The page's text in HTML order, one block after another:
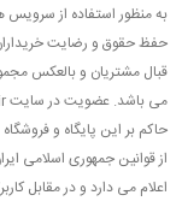
به منظور استفاده از سرویس
حفظ حقوق و رضایت
قبال مشتریان و بالعکس
از قوانین جمهوری اسلامی
اعلام می دارد و در مقابل